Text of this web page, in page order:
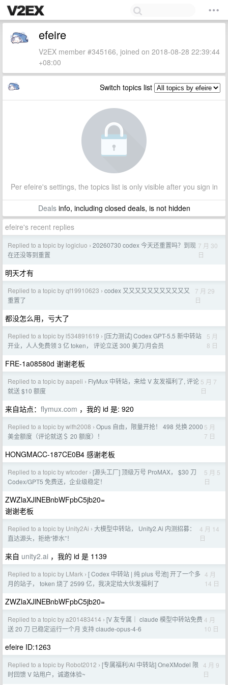
efeire
V2EX member #345166, joined on 2018-08-28 22:39:44
+08:00
Switch topics list
Per efeire's settings, the topics list is only visible after you sign in
Dealsinfo, including closed deals, is not hidden
efeire's recent replies
Replied to a topic by logicluo › 20260730 codex 今天还重置吗？到现
在还没等到重置
7 月 30
日
明天才有
Replied to a topic by qf19910623 › codex 又又又又又又又又又又又
重置了
7 月 29
日
都没怎么用，亏大了
Replied to a topic by l534891619 › [压力测试] Codex GPT-5.5 新中转站
开业，人人免费领 3 亿 token， 评论立送 300 美刀/月会员
5 月
8 日
FRE-1a08580d 谢谢老板
Replied to a topic by aapeli › FlyMux 中转站，来给 V 友发福利了, 评论
就送 $10 额度
5 月 7
日
来自站点： flymux.com ，我的 id 是: 920
Replied to a topic by wlfh2008 › Opus 自由，限量开抢！ 498 兑换 2000
美金额度（评论就送＄ 20 额度）！
5 月
7 日
HONGMACC-187CE0B4 感谢老板
Replied to a topic by wtcoder › [源头工厂] 顶级万号 ProMAX， $30 刀
Codex/GPT5 免费送，企业级稳定！
5 月 5
日
ZWZlaXJlNEBnbWFpbC5jb20=
谢谢老板
Replied to a topic by Unity2Ai › 大模型中转站， Unity2.Ai 内测招募：
直达源头，拒绝“掺水”！
4 月 14
日
来自 unity2.ai ，我的 id 是 1139
Replied to a topic by LMark › [ Codex 中转站 | 纯 plus 号池] 开了一个多
月的站子， token 烧了 2599 亿，我决定给大伙发福利了
4 月
14 日
ZWZlaXJlNEBnbWFpbC5jb20=
Replied to a topic by a201483414 › [V 友专属｜ claude 模型中转站免费
送 20 刀 已稳定运行一个月 支持 claude-opus-4-6
4 月
10 日
efeire ID:1263
Replied to a topic by Robot2012 › [专属福利/AI 中转站] OneXModel 限
时回馈 V 站用户，诚邀体验~
4 月 9
日